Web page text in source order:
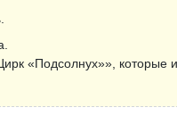
«Подсолнух»», которые